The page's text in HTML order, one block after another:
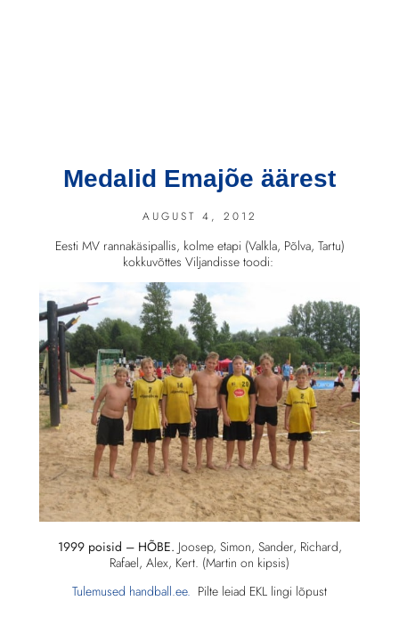
Medalid Emajõe äärest
AUGUST 4, 2012
Eesti MV rannakäsipallis, kolme etapi (Valkla, Põlva, Tartu)
kokkuvõttes Viljandisse toodi:
1999 poisid – HÕBE. Joosep, Simon, Sander, Richard,
Rafael, Alex, Kert. (Martin on kipsis)
Tulemused handball.ee. Pilte leiad EKL lingi lõpust